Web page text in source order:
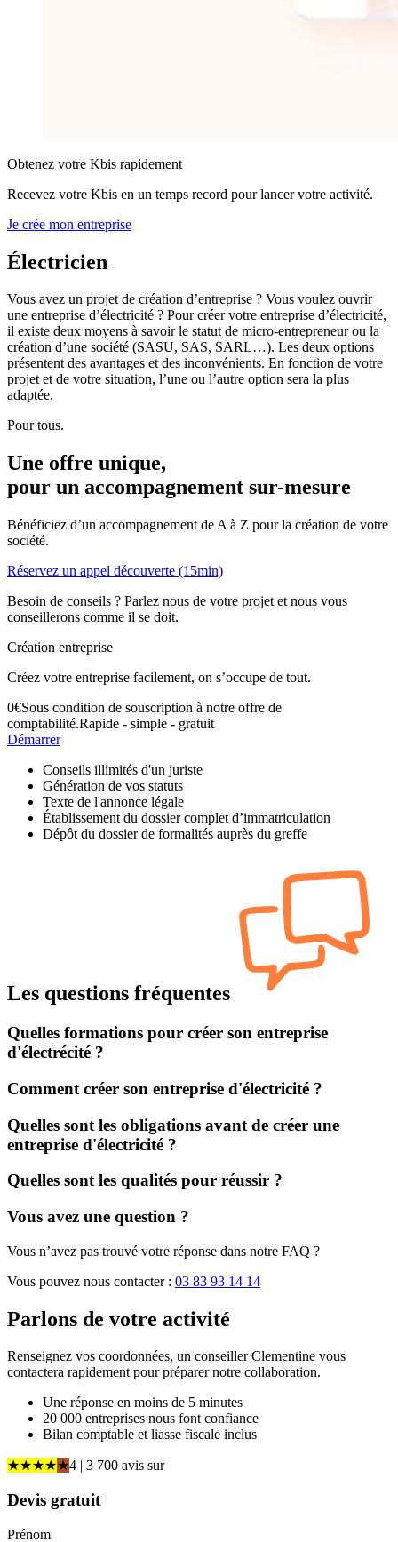
Obtenez votre Kbis rapidement
Recevez votre Kbis en un temps record pour lancer votre activité.
Je crée mon entreprise
Électricien
Vous avez un projet de création d’entreprise ? Vous voulez ouvrir
une entreprise d’électricité ? Pour créer votre entreprise d’électricité,
il existe deux moyens à savoir le statut de micro-entrepreneur ou la
création d’une société (SASU, SAS, SARL…). Les deux options
présentent des avantages et des inconvénients. En fonction de votre
projet et de votre situation, l’une ou l’autre option sera la plus
adaptée.
Pour tous.
Une offre unique,
pour un accompagnement sur-mesure
Bénéficiez d’un accompagnement de A à Z pour la création de votre
société.
Réservez un appel découverte (15min)
Besoin de conseils ? Parlez nous de votre projet et nous vous
conseillerons comme il se doit.
Création entreprise
Créez votre entreprise facilement, on s’occupe de tout.
0€Sous condition de souscription à notre offre de
comptabilité.Rapide - simple - gratuit
Démarrer
Conseils illimités d'un juriste
Génération de vos statuts
Texte de l'annonce légale
Établissement du dossier complet d’immatriculation
Dépôt du dossier de formalités auprès du greffe
Les questions fréquentes
Quelles formations pour créer son entreprise
d'électrécité ?
Comment créer son entreprise d'électricité ?
Quelles sont les obligations avant de créer une
entreprise d'électricité ?
Quelles sont les qualités pour réussir ?
Vous avez une question ?
Vous n’avez pas trouvé votre réponse dans notre FAQ ?
Vous pouvez nous contacter : 03 83 93 14 14
Parlons de votre activité
Renseignez vos coordonnées, un conseiller Clementine vous
contactera rapidement pour préparer notre collaboration.
Une réponse en moins de 5 minutes
20 000 entreprises nous font confiance
Bilan comptable et liasse fiscale inclus
★★★★★4 | 3 700 avis sur
Devis gratuit
Prénom